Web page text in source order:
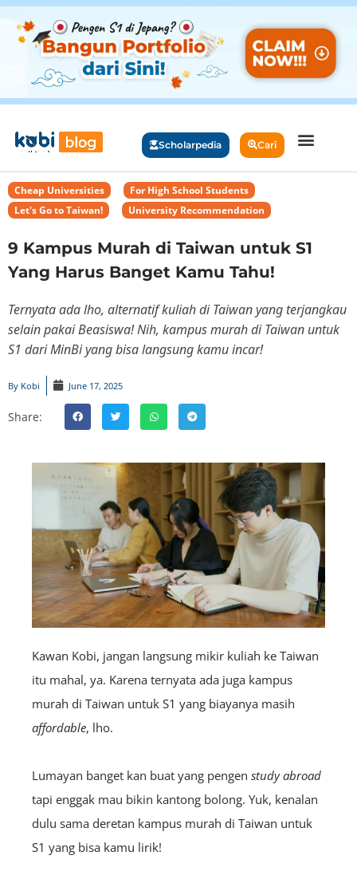
Scholarpedia Cari
Cheap Universities For High School Students
Let's Go to Taiwan!
University Recommendation
9 Kampus Murah di Taiwan untuk S1
Yang Harus Banget Kamu Tahu!
Ternyata ada lho, alternatif kuliah di Taiwan yang terjangkau
selain pakai Beasiswa! Nih, kampus murah di Taiwan untuk
S1 dari MinBi yang bisa langsung kamu incar!
By Kobi June 17, 2025
Share:
Kawan Kobi, jangan langsung mikir kuliah ke Taiwan
itu mahal, ya. Karena ternyata ada juga kampus
murah di Taiwan untuk S1 yang biayanya masih
affordable, lho.
Lumayan banget kan buat yang pengen study abroad
tapi enggak mau bikin kantong bolong. Yuk, kenalan
dulu sama deretan kampus murah di Taiwan untuk
S1 yang bisa kamu lirik!